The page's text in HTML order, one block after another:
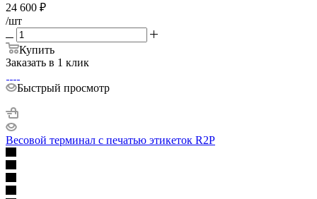
24 600 ₽
/шт
Купить
Заказать в 1 клик
Быстрый просмотр
Весовой терминал с печатью этикеток R2P